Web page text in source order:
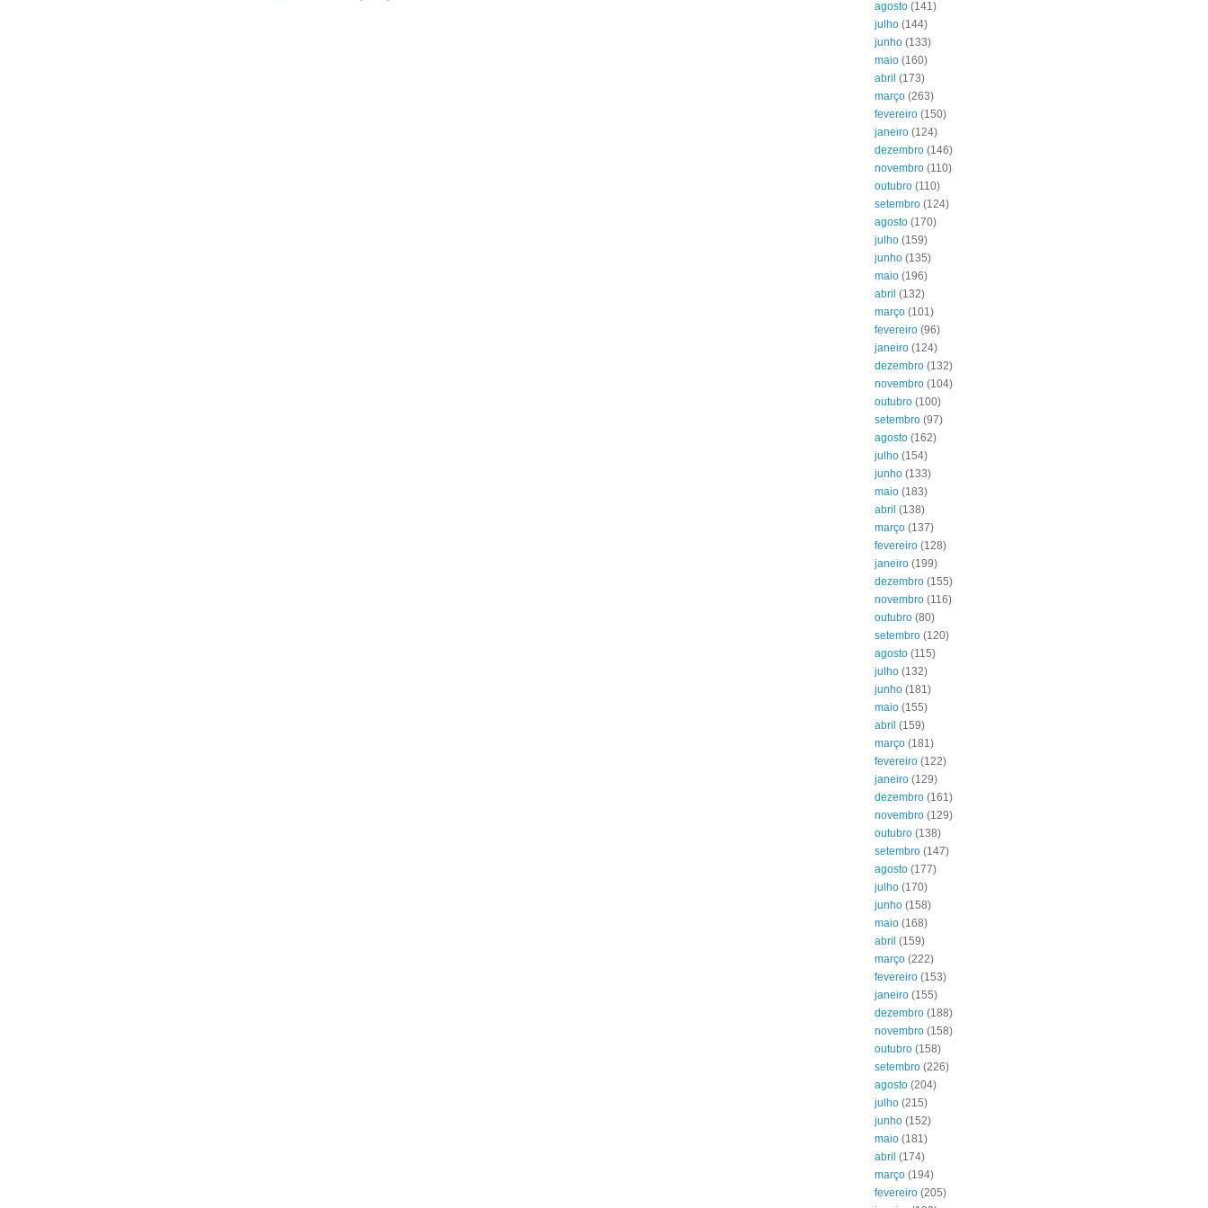
agosto (141)
julho (144)
junho (133)
maio (160)
abril (173)
março (263)
fevereiro (150)
janeiro (124)
dezembro (146)
novembro (110)
outubro (110)
setembro (124)
agosto (170)
julho (159)
junho (135)
maio (196)
abril (132)
março (101)
fevereiro (96)
janeiro (124)
dezembro (132)
novembro (104)
outubro (100)
setembro (97)
agosto (162)
julho (154)
junho (133)
maio (183)
abril (138)
março (137)
fevereiro (128)
janeiro (199)
dezembro (155)
novembro (116)
outubro (80)
setembro (120)
agosto (115)
julho (132)
junho (181)
maio (155)
abril (159)
março (181)
fevereiro (122)
janeiro (129)
dezembro (161)
novembro (129)
outubro (138)
setembro (147)
agosto (177)
julho (170)
junho (158)
maio (168)
abril (159)
março (222)
fevereiro (153)
janeiro (155)
dezembro (188)
novembro (158)
outubro (158)
setembro (226)
agosto (204)
julho (215)
junho (152)
maio (181)
abril (174)
março (194)
fevereiro (205)